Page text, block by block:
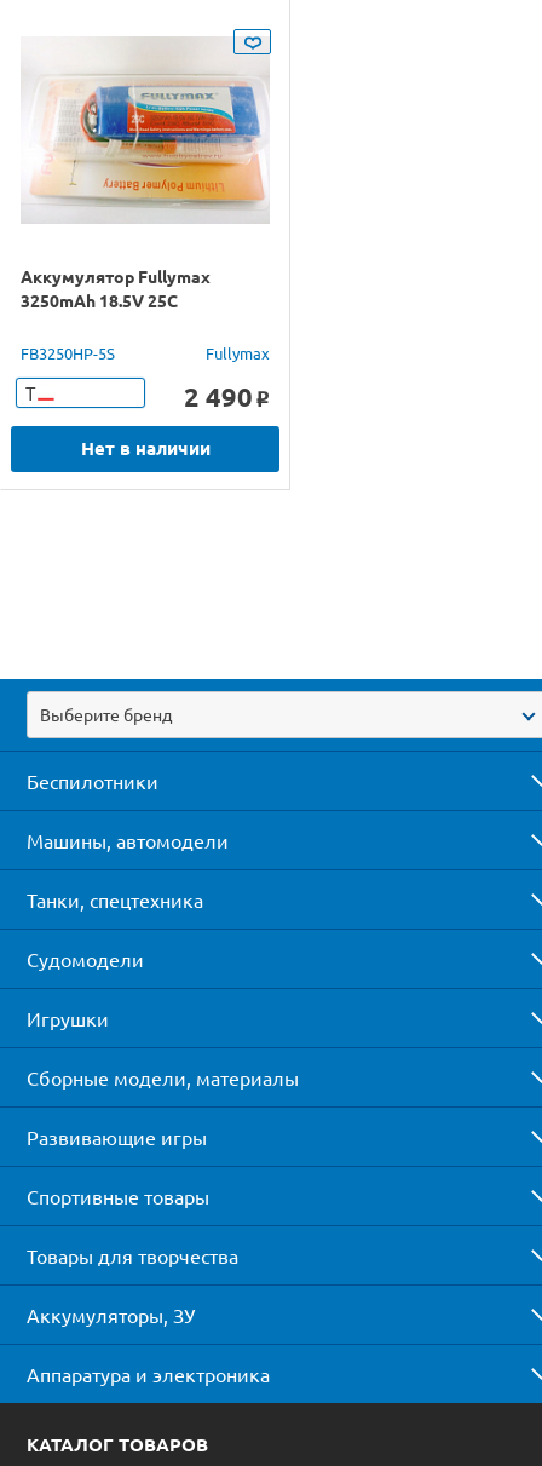
Аккумулятор Fullymax
3250mAh 18.5V 25C
FB3250HP-5S Fullymax
Т 2 490 o
Нет в наличии
Выберите бренд
Беспилотники
Машины, автомодели
Танки, спецтехника
Судомодели
Игрушки
Сборные модели, материалы
Развивающие игры
Спортивные товары
Товары для творчества
Аккумуляторы, ЗУ
Аппаратура и электроника
КАТАЛОГ ТОВАРОВ